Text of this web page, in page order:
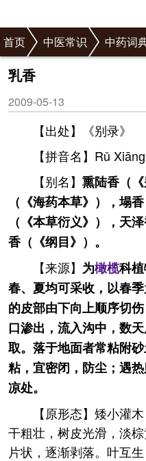
首页 中医常识 中药词
乳香
2009-05-13
【出处】《别录》
【拼音名】Rǔ Xiānɡ
【别名】 熏陆香（
（《海药本草》），塌
（《本草衍义》），天
香（《纲目》）。
【来源】 为橄榄科
春、夏均可采收，以春
的皮部由下向上顺序切
口渗出，流入沟中，数
取。落于地面者常粘附
粘，宜密闭，防尘；遇
凉处。
【原形态】矮小灌
干粗壮，树皮光滑，淡
片状，逐渐剥落。叶互